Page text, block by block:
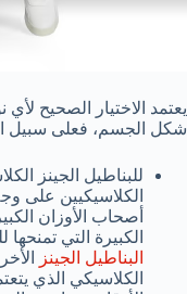
يعتمد الاختيار الصحيح لأي
شكل الجسم، فعلى سبيل
للبناطيل الجينز
الكلاسيكيين على
أصحاب الأوزان
الكبيرة التي
البناطيل الجينز
الكلاسيكي الذي